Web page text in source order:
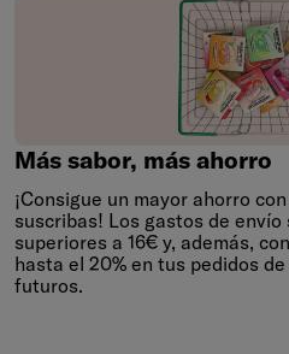
Más sabor, más ahorro
Más sabor, más ahorro
¡Consigue un mayor ahorro
suscribas! Los gastos de
superiores a 16€ y, además,
hasta el 20% en tus pedidos
futuros.